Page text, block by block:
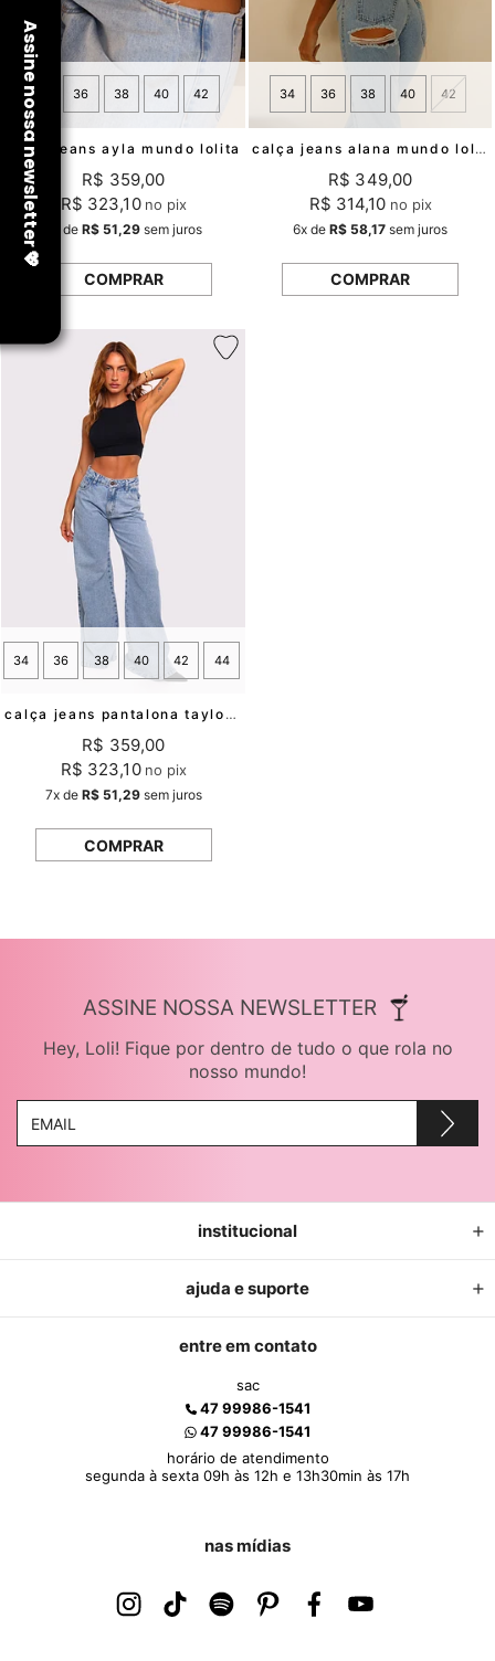
calça jeans ayla mundo lolita
34 36 38 40 42
R$ 359,00
R$ 323,10 no pix
de R$ 51,29sem juros
COMPRAR
calça jeans alana mundo lolita
34 36 38 40 42
R$ 349,00
R$ 314,10 no pix
6x deR$ 58,17 sem juros
COMPRAR
calça jeans pantalona taylor mundo lolita
34 36 38 40 42 44
R$ 359,00
R$ 323,10 no pix
7xde R$ 51,29sem juros
COMPRAR
ASSINE NOSSA NEWSLETTER
Hey, Loli! Fique por dentro de tudo o que rola no
nosso mundo!
institucional
ajuda e suporte
entre em contato
sac
47 99986-1541
47 99986-1541
horário de atendimento
segunda à sexta 09h às 12h e 13h30min às 17h
nas mídias